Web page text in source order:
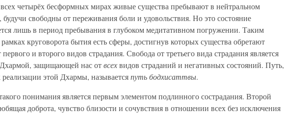
четырёх бесформных мирах живые существа пребывают в нейтральном
будучи свободны от переживания боли и удовольствия. Но это состояние
лишь в период пребывания в глубоком медитативном погружении. Таким
круговорота бытия есть сферы, достигнув которых существа обретают
первого и второго видов страдания. Свобода от третьего вида страдания является
защищающей нас отвсехвидов страданий и негативных состояний. Путь,
этой Дхармы, называетсяпуть бодхисаттвы.
понимания является первым элементом подлинного сострадания. Второй
доброта, чувство близости и сочувствия в отношении всех без исключения